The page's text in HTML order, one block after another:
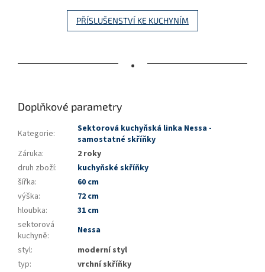
PŘÍSLUŠENSTVÍ KE KUCHYNÍM
•
Doplňkové parametry
Kategorie:
Sektorová kuchyňská linka Nessa -
samostatné skříňky
Záruka:
2 roky
druh zboží:
kuchyňské skříňky
šířka:
60 cm
výška:
72 cm
hloubka:
31 cm
sektorová
kuchyně:
Nessa
styl:
moderní styl
typ:
vrchní skříňky